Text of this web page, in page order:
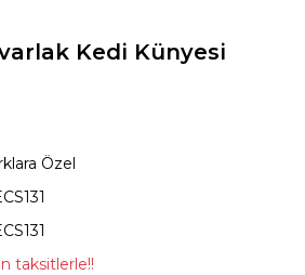
Kedi Künyesi
Özel
taksitlerle!!